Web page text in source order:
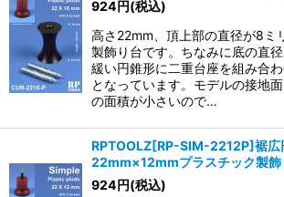
924円(税込)
高さ22mm、頂上部の直径が8ミ
製飾り台です。ちなみに底の直径
緩い円錐形に二重台座を組み合
となっています。モデルの接地
の面積が小さいので…
RPTOOLZ[RP-SIM-2212P]裾広
22mm×12mmプラスチック製飾
924円(税込)